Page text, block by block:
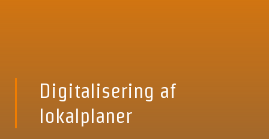
Digitalisering af
lokalplaner